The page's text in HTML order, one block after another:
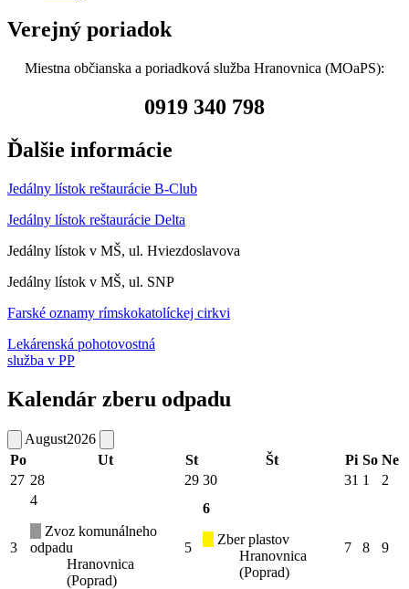
Verejný poriadok
Miestna občianska a poriadková služba Hranovnica (MOaPS):
0919 340 798
Ďalšie informácie
Jedálny lístok reštaurácie B-Club
Jedálny lístok reštaurácie Delta
Jedálny lístok v MŠ, ul. Hviezdoslavova
Jedálny lístok v MŠ, ul. SNP
Farské oznamy rímskokatolíckej cirkvi
Lekárenská pohotovostná
služba v PP
Kalendár zberu odpadu
August2026
Po
Ut St Št Pi So Ne
27 28 29 30 31 1 2
3
4
Zvoz komunálneho
odpadu
Hranovnica
(Poprad)
5
6
Zber plastov
Hranovnica
(Poprad)
7 8 9